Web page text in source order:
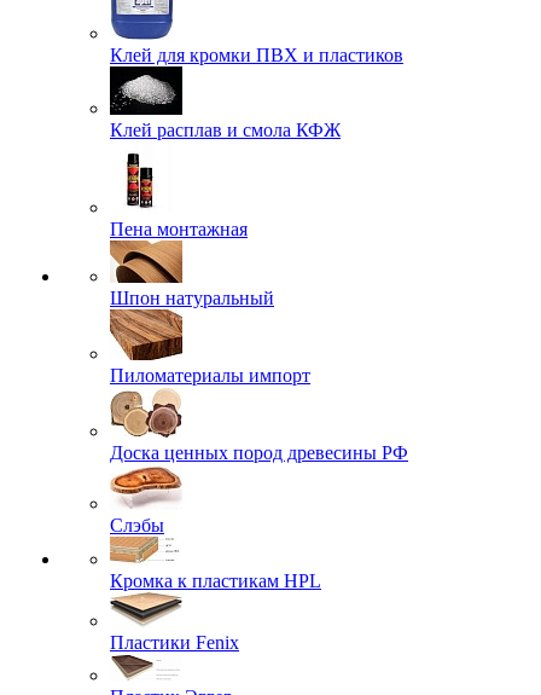
Клей для кромки ПВХ и пластиков
Клей расплав и смола КФЖ
Пена монтажная
Шпон натуральный
Пиломатериалы импорт
Доска ценных пород древесины РФ
Слэбы
Кромка к пластикам HPL
Пластики Fenix